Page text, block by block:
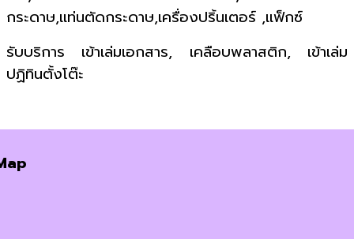
กระดาษ,แท่นตัดกระดาษ,เครื่องปริ้นเตอร์ ,แฟ็กซ์
รับบริการ เข้าเล่มเอกสาร, เคลือบพลาสติก, เข้าเล่ม
ปฏิทินตั้งโต๊ะ